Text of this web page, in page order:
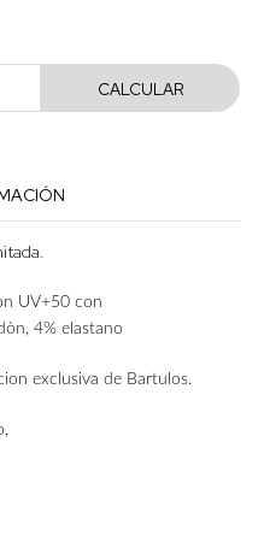
CALCULAR
UV+50 con
n, 4% elastano
exclusiva de Bartulos.